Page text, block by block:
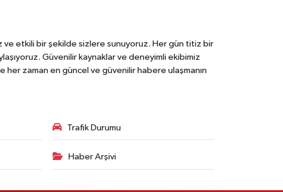
etkili bir şekilde sizlere sunuyoruz. Her gün titiz bir
Güvenilir kaynaklar ve deneyimli ekibimiz
her zaman en güncel ve güvenilir habere ulaşmanın
Trafik Durumu
Haber Arşivi